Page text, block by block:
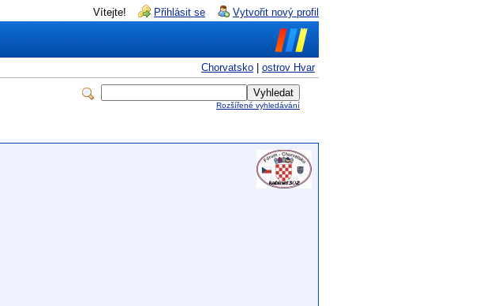
Vítejte! Přihlásit se Vytvořit nový profil
Chorvatsko ostrov Hvar
Rozšířené vyhledávání